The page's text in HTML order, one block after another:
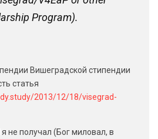
Program).
Вишеградской стипендии
статья
2013/12/18/visegrad-
не получал (Бог миловал, в